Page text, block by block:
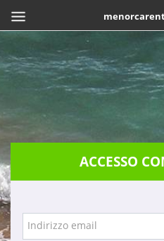
Prenotare
Attenzione al cliente
Contattare
Domande frequenti
Garanzie
Inizio
ACCESSO
Indirizzo email